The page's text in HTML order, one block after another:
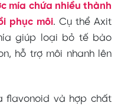
mía chứa nhiều thành
phục môi. Cụ thể Axit
giúp loại bỏ tế bào
hỗ trợ môi nhanh lên
flavonoid và hợp chất